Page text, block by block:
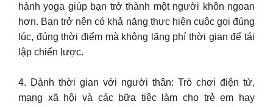
hành yoga giúp bạn trở thành một người khôn ngoan
hơn. Bạn trở nên có khả năng thực hiện cuộc gọi đúng
lúc, đúng thời điểm mà không lãng phí thời gian để tái
lập chiến lược.
4. Dành thời gian với người thân: Trò chơi điện tử,
mạng xã hội và các bữa tiệc làm cho trẻ em hay